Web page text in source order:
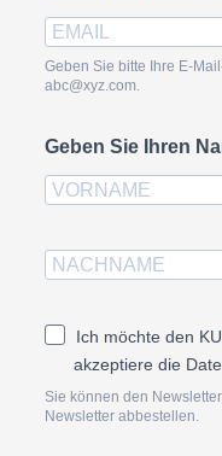
Geben Sie bitte Ihre E-
abc@xyz.com.
Geben Sie Ihren
Ich möchte den
akzeptiere die
Sie können den
Newsletter abbestellen.